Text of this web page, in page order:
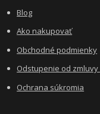
Blog
Ako nakupovať
Obchodné podmienky
Odstupenie od zmluvy
Ochrana súkromia